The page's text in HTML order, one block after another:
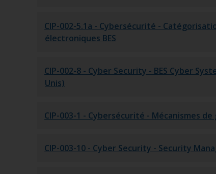
CIP-002-5.1a - Cybersécurité -
électroniques BES
CIP-002-8 - Cyber Security - BES Cyber
Unis)
CIP-003-1 - Cybersécurité - Mécanismes
CIP-003-10 - Cyber Security - Security